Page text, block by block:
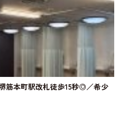
筋本町駅改札徒歩15秒◎／希少